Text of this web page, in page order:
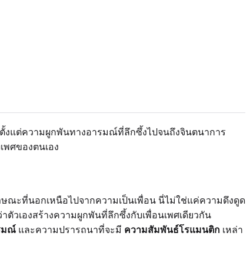
งแต่ความผูกพันทางอารมณ์ที่ลึกซึ้งไปจนถึงจินตนาการ
ศของตนเอง
ณะที่นอกเหนือไปจากความเป็นเพื่อน นี่ไม่ใช่แค่ความดึงดูด
เองสร้างความผูกพันที่ลึกซึ้งกับเพื่อนเพศเดียวกัน
มณ์ และความปรารถนาที่จะมี ความสัมพันธ์โรแมนติก เหล่า